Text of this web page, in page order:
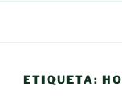
ETIQUETA: